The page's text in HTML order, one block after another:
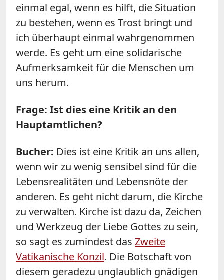
einmal egal, wenn es hilft, die Situation
zu bestehen, wenn es Trost bringt und
ich überhaupt einmal wahrgenommen
werde. Es geht um eine solidarische
Aufmerksamkeit für die Menschen um
uns herum.
Frage: Ist dies eine Kritik an den
Hauptamtlichen?
Bucher: Dies ist eine Kritik an uns allen,
wenn wir zu wenig sensibel sind für die
Lebensrealitäten und Lebensnöte der
anderen. Es geht nicht darum, die Kirche
zu verwalten. Kirche ist dazu da, Zeichen
und Werkzeug der Liebe Gottes zu sein,
so sagt es zumindest das Zweite
Vatikanische Konzil. Die Botschaft von
diesem geradezu unglaublich gnädigen